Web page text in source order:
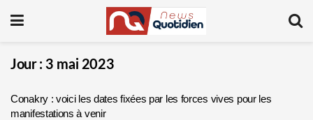
Jour :3 mai 2023
Conakry : voici les dates fixées par les forces vives pour les
manifestations à venir